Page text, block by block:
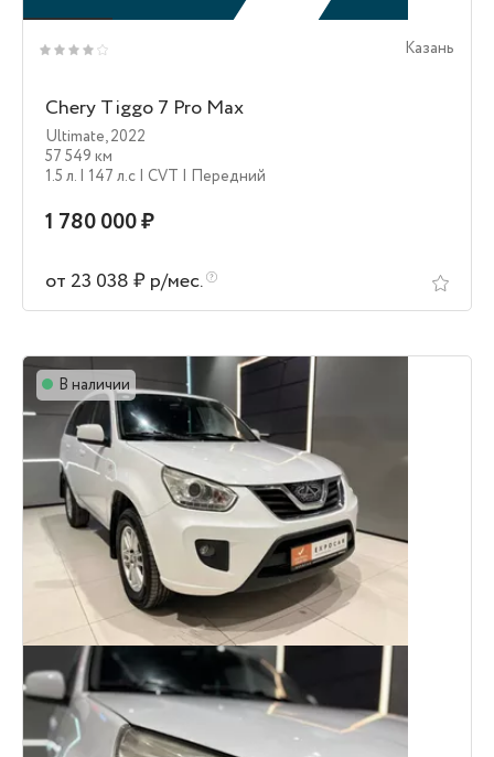
Казань
Chery Tiggo 7 Pro Max
Ultimate,2022
57 549 км
1.5 л. | 147 л.c | CVT | Передний
1 780 000 ₽
от 23 038 ₽ р/мес.
В наличии